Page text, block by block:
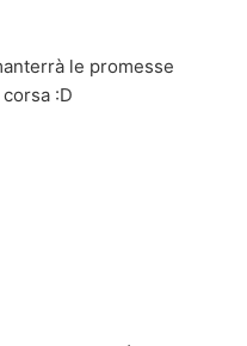
le promesse
:D